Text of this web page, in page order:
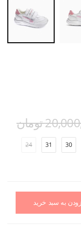
تومان
30
31
24
به سبد خرید